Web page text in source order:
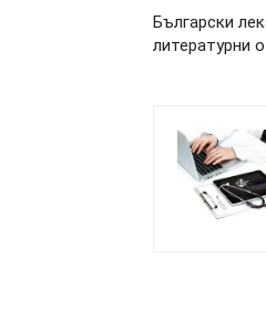
Български
литературни